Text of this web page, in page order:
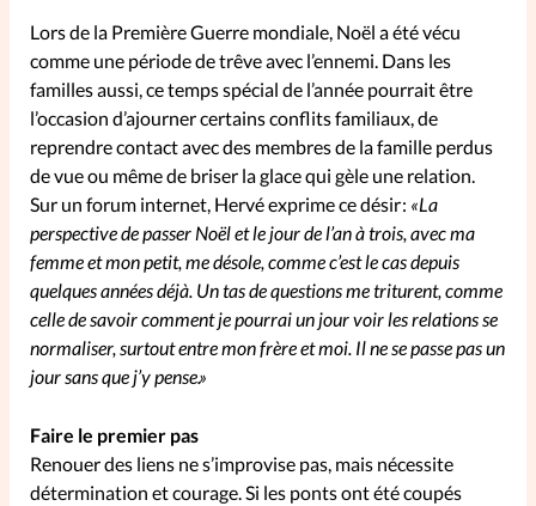
Si(x) simple de...
SpirituElles
Vive la famille
SpirituElles devient Relations
Aujourd’hui!
Faire un don
La Pause SpirituElles - toutes les
éditions
Lors de la Première Guerre mondiale, Noël a été vécu
comme une période de trêve avec l’ennemi. Dans les
familles aussi, ce temps spécial de l’année pourrait être
l’occasion d’ajourner certains conflits familiaux, de
reprendre contact avec des membres de la famille perdus
de vue ou même de briser la glace qui gèle une relation.
Sur un forum internet, Hervé exprime ce désir : «La
perspective de passer Noël et le jour de l’an à trois, avec ma
femme et mon petit, me désole, comme c’est le cas depuis
quelques années déjà. Un tas de questions me triturent, comme
celle de savoir comment je pourrai un jour voir les relations se
normaliser, surtout entre mon frère et moi. Il ne se passe pas un
jour sans que j’y pense.»
Faire le premier pas
Renouer des liens ne s’improvise pas, mais nécessite
détermination et courage. Si les ponts ont été coupés